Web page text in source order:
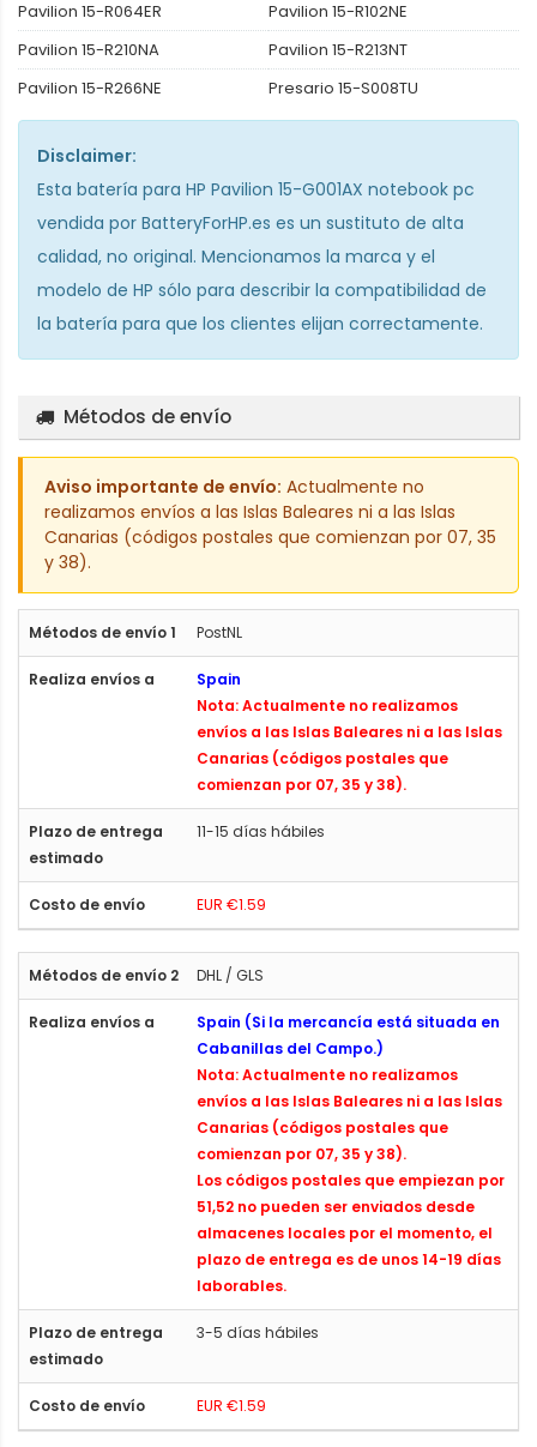
Pavilion 15-R064ER
Pavilion 15-R102NE
Pavilion 15-R210NA
Pavilion 15-R213NT
Pavilion 15-R266NE
Presario 15-S008TU
Disclaimer:
Esta batería para HP Pavilion 15-G001AX notebook pc
vendida por BatteryForHP.es es un sustituto de alta
calidad, no original. Mencionamos la marca y el
modelo de HP sólo para describir la compatibilidad de
la batería para que los clientes elijan correctamente.
Métodos de envío
Aviso importante de envío: Actualmente no
realizamos envíos a las Islas Baleares ni a las Islas
Canarias (códigos postales que comienzan por 07, 35
y 38).
PostNL
Spain
Nota: Actualmente no realizamos
envíos a las Islas Baleares ni a las Islas
Canarias (códigos postales que
comienzan por 07, 35 y 38).
11-15 días hábiles
EUR €1.59
DHL / GLS
Spain (Si la mercancía está situada en
Cabanillas del Campo.)
Nota: Actualmente no realizamos
envíos a las Islas Baleares ni a las Islas
Canarias (códigos postales que
comienzan por 07, 35 y 38).
Los códigos postales que empiezan por
51,52 no pueden ser enviados desde
almacenes locales por el momento, el
plazo de entrega es de unos 14-19 días
laborables.
3-5 días hábiles
EUR €1.59